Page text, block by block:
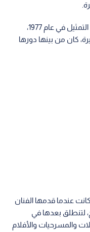
وبدأت دلال عبد العزيز مسيرتها في مجال التمثيل في عام 1977،
كان من بينها دورها
عندما قدمها الفنان
لتنطلق بعدها في
والأفلام